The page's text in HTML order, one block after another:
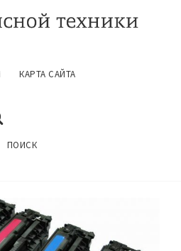
КАРТА САЙТА
ПОИСК
КРАСНОЯРСК